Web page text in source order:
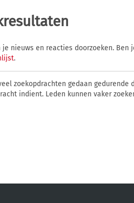
je nieuws en reacties doorzoeken.
.
zoekopdrachten gedaan
indient. Leden kunnen vaker